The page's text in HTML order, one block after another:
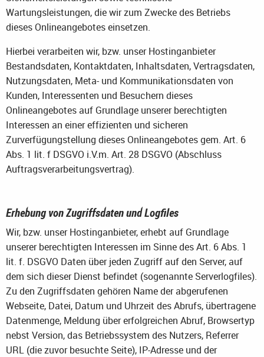
Wartungsleistungen, die wir zum Zwecke des Betriebs
dieses Onlineangebotes einsetzen.
Hierbei verarbeiten wir, bzw. unser Hostinganbieter
Bestandsdaten, Kontaktdaten, Inhaltsdaten, Vertragsdaten,
Nutzungsdaten, Meta- und Kommunikationsdaten von
Kunden, Interessenten und Besuchern dieses
Onlineangebotes auf Grundlage unserer berechtigten
Interessen an einer effizienten und sicheren
Zurverfügungstellung dieses Onlineangebotes gem. Art. 6
Abs. 1 lit. f DSGVO i.V.m. Art. 28 DSGVO (Abschluss
Auftragsverarbeitungsvertrag).
Erhebung von Zugriffsdaten und Logfiles
Wir, bzw. unser Hostinganbieter, erhebt auf Grundlage
unserer berechtigten Interessen im Sinne des Art. 6 Abs. 1
lit. f. DSGVO Daten über jeden Zugriff auf den Server, auf
dem sich dieser Dienst befindet (sogenannte Serverlogfiles).
Zu den Zugriffsdaten gehören Name der abgerufenen
Webseite, Datei, Datum und Uhrzeit des Abrufs, übertragene
Datenmenge, Meldung über erfolgreichen Abruf, Browsertyp
nebst Version, das Betriebssystem des Nutzers, Referrer
URL (die zuvor besuchte Seite), IP-Adresse und der